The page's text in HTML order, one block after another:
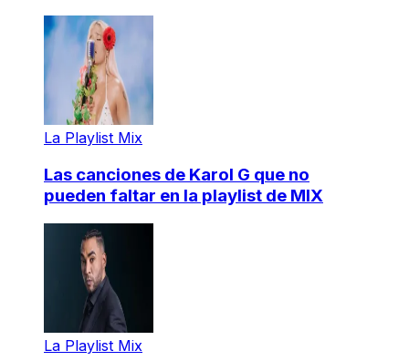
La Playlist Mix
Las canciones de Karol G que no
pueden faltar en la playlist de MIX
La Playlist Mix